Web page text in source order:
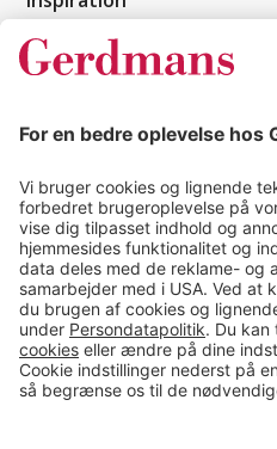
Kundereferencer
Tips & guides
Kontakt
salg@gerdmans.dk
49 18 07 07
Salgsafdeling åbningstider
08.00-16.00